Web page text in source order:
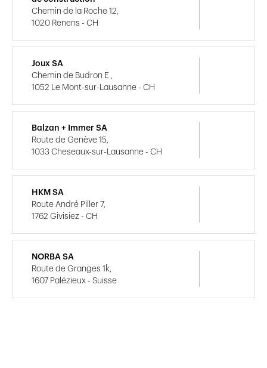
Chemin de la Roche 12,
1020 Renens - CH
Joux SA
Chemin de Budron E ,
1052 Le Mont-sur-Lausanne - CH
Balzan + Immer SA
Route de Genève 15,
1033 Cheseaux-sur-Lausanne - CH
HKM SA
Route André Piller 7,
1762 Givisiez - CH
NORBA SA
Route de Granges 1k,
1607 Palézieux - Suisse